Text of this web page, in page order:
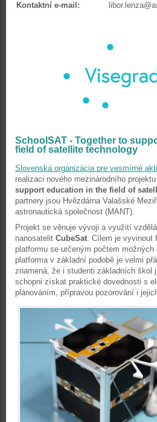
Kontaktní e-mail:
SchoolSAT - Together to
field of satellite technology
Slovenská organizácia pre vesmírné
realizaci nového mezinárodního projektu
support education in the field of
partnery jsou Hvězdárna Valašské
astronautická společnost (MANT).
Projekt se věnuje vývoji a využití
nanosatelit CubeSat . Cílem je
platformu se určeným počtem
platforma v základní podobě je velmi
znamená, že i studenti základních škol
schopni získat praktické dovednosti s
plánováním, přípravou pozorování i